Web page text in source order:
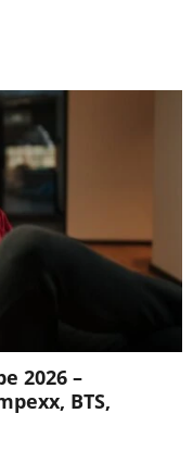
2026 –
BTS,